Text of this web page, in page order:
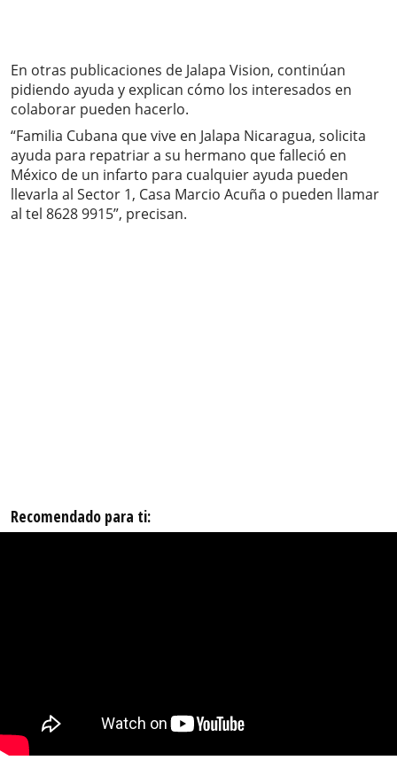
En otras publicaciones de Jalapa Vision, continúan
pidiendo ayuda y explican cómo los interesados en
colaborar pueden hacerlo.
“Familia Cubana que vive en Jalapa Nicaragua, solicita
ayuda para repatriar a su hermano que falleció en
México de un infarto para cualquier ayuda pueden
llevarla al Sector 1, Casa Marcio Acuña o pueden llamar
al tel 8628 9915”, precisan.
Recomendado para ti: